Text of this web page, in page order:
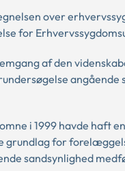
over
for
af den
i 1999 havde haft
grundlag for
sandsynlighed